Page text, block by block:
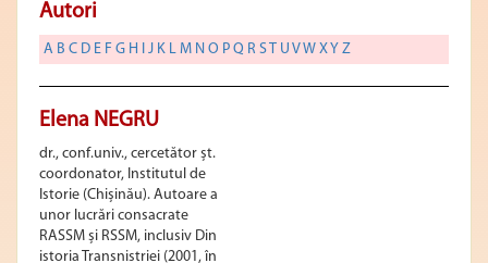
Autori
A B C D E F G H I J K L M N O P Q R S T U VW X Y Z
Elena NEGRU
dr., conf.univ., cercetător șt.
coordonator, Institutul de
Istorie (Chișinău). Autoare a
unor lucrări consacrate
RASSM și RSSM, inclusiv Din
istoria Transnistriei (2001, în